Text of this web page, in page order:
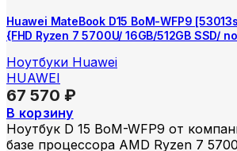
Huawei MateBook D15 BoM-WFP9
{FHD Ryzen 7 5700U/ 16GB/512GB SSD/
Ноутбуки Huawei
HUAWEI
67 570 ₽
В корзину
Ноутбук D 15 BoM-WFP9 от
базе процессора AMD Ryzen 7